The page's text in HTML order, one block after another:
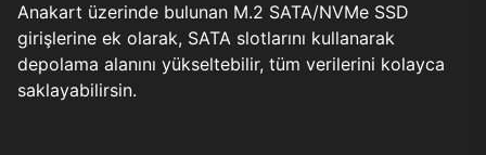
Anakart üzerinde bulunan M.2 SATA/NVMe SSD
girişlerine ek olarak, SATA slotlarını kullanarak
depolama alanını yükseltebilir, tüm verilerini kolayca
saklayabilirsin.